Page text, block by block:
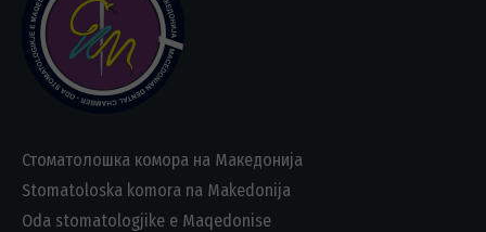
Стоматолошка комора на Македонија
Stomatoloska komora na Makedonija
Oda stomatologjike e Maqedonise